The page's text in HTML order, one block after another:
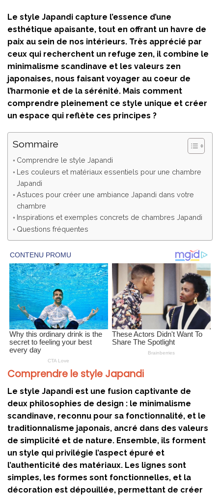
Le style Japandi capture l’essence d’une
esthétique apaisante, tout en offrant un havre de
paix au sein de nos intérieurs. Très apprécié par
ceux qui recherchent un refuge zen, il combine le
minimalisme scandinave et les valeurs zen
japonaises, nous faisant voyager au coeur de
l’harmonie et de la sérénité. Mais comment
comprendre pleinement ce style unique et créer
un espace qui reflète ces principes ?
Sommaire
Comprendre le style Japandi
Les couleurs et matériaux essentiels pour une chambre
Japandi
Astuces pour créer une ambiance Japandi dans votre
chambre
Inspirations et exemples concrets de chambres Japandi
Questions fréquentes
Comprendre le style Japandi
Le style Japandi est une fusion captivante de
deux philosophies de design : le minimalisme
scandinave, reconnu pour sa fonctionnalité, et le
traditionnalisme japonais, ancré dans des valeurs
de simplicité et de nature. Ensemble, ils forment
un style qui privilégie l’aspect épuré et
l’authenticité des matériaux. Les lignes sont
simples, les formes sont fonctionnelles, et la
décoration est dépouillée, permettant de créer